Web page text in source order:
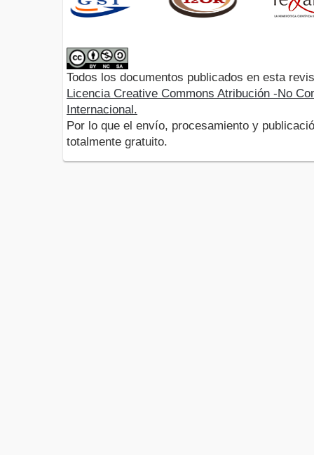
Todos los documentos publicados en esta
Licencia Creative Commons Atribución -No
Internacional.
Por lo que el envío, procesamiento y
totalmente gratuito.